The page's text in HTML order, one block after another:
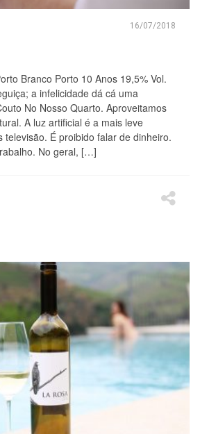
16/07/2018
Branco Porto 10 Anos 19,5% Vol.
a infelicidade dá cá uma
No Nosso Quarto. Aproveitamos
A luz artificial é a mais leve
televisão. É proibido falar de dinheiro.
No geral, […]